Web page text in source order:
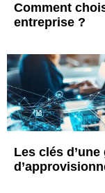
Comment
entreprise ?
Les clés